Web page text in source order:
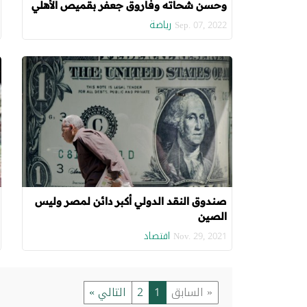
وحسن شحاته وفاروق جعفر بقميص الأهلي
Sep. 07, 2022 رياضة
صندوق النقد الدولي أكبر دائن لمصر وليس
الصين
Nov. 29, 2021 اقتصاد
« السابق 1
2 التالي »